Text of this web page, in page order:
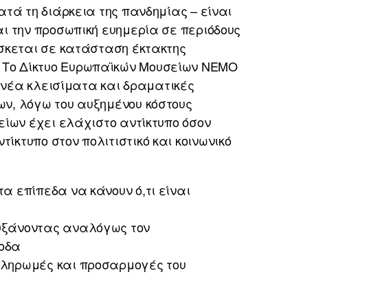
τη διάρκεια της πανδημίας – είναι
την προσωπική ευημερία σε περιόδους
σε κατάσταση έκτακτης
Δίκτυο Ευρωπαϊκών Μουσείων NEMO
κλεισίματα και δραματικές
λόγω του αυξημένου κόστους
έχει ελάχιστο αντίκτυπο όσον
στον πολιτιστικό και κοινωνικό
επίπεδα να κάνουν ό,τι είναι
αναλόγως τον
και προσαρμογές του